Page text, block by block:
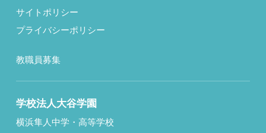
サイトポリシー
プライバシーポリシー
教職員募集
学校法人大谷学園
横浜隼人中学・高等学校